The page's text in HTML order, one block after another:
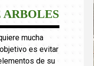
ARBOLES
mucha
es evitar
de su